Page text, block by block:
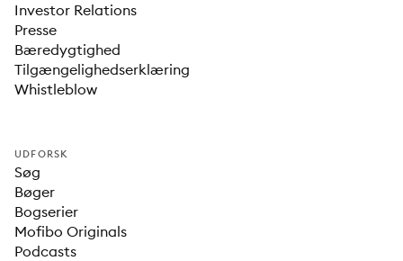
Investor Relations
Presse
Bæredygtighed
Tilgængelighedserklæring
Whistleblow
UDFORSK
Søg
Bøger
Bogserier
Mofibo Originals
Podcasts